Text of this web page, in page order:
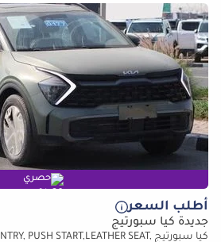
حصري
أطلب السعر
جديدة كيا سبورتيج